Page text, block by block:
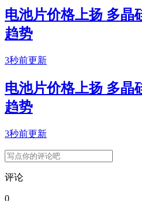
电池片价格上扬 多晶
趋势
3秒前更新
电池片价格上扬 多晶
趋势
3秒前更新
评论
0